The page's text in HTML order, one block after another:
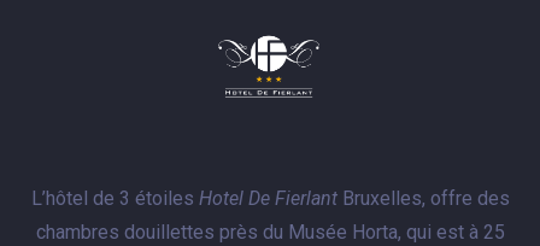
L’hôtel de 3 étoiles Hotel De FierlantBruxelles, offre des
chambres douillettes près du Musée Horta, qui est à 25